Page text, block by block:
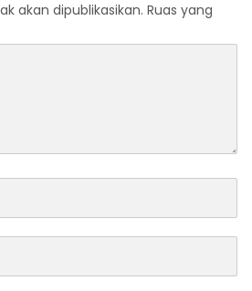
akan dipublikasikan. Ruas yang